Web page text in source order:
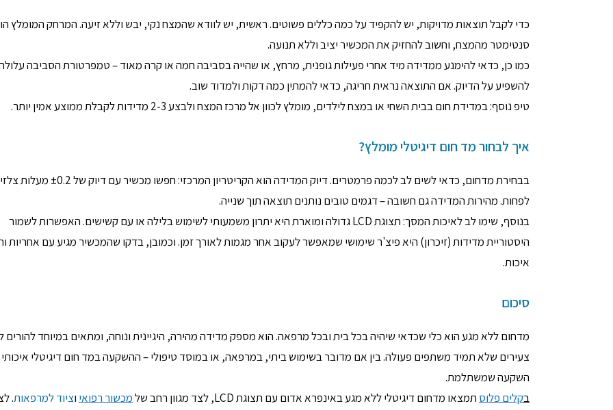
סנטימטר מהמצח, וחשוב להחזיק את המכשיר יציב וללא תנועה.
כמו כן, כדאי להימנע ממדידה מיד אחרי פעילות גופנית, מרחץ, או שהייה בסביבה חמה או קרה מאוד – טמפרטורת הסביבה
להשפיע על הדיוק. אם התוצאה נראית חריגה, כדאי להמתין כמה דקות ולמדוד שוב.
טיפ נוסף: במדידת חום בבית השחי או במצח לילדים, מומלץ לכוון אל מרכז המצח ולבצע 2-3 מדידות לקבלת ממוצע אמין יותר.
איך לבחור מד חום דיגיטלי מומלץ?
בבחירת מדחום, כדאי לשים לב לכמה פרמטרים. דיוק המדידה הוא הקריטריון המרכזי: חפשו מכשיר עם
לפחות. מהירות המדידה גם חשובה – דגמים טובים נותנים תוצאה תוך שנייה.
בנוסף, שימו לב לאיכות המסך: תצוגת LCD גדולה ומוארת היא יתרון משמעותי לשימוש בלילה או עם קשישים. האפשרות לשמור
היסטוריית מדידות (זיכרון) היא פיצ'ר שימושי שמאפשר לעקוב אחר מגמות לאורך זמן. וכמובן, בדקו שהמכשיר מגיע עם אחריות
איכות.
סיכום
מדחום ללא מגע הוא כלי שכדאי שיהיה בכל בית ובכל מרפאה. הוא מספק מדידה מהירה, היגיינית ונוחה, ומתאים במיוחד להורים
צעירים שלא תמיד משתפים פעולה. בין אם מדובר בשימוש ביתי, במרפאה, או במוסד טיפולי – ההשקעה במד חום דיגיטלי
השקעה שמשתלמת.
בקלים פלוס תמצאו מדחום דיגיטלי ללא מגע באינפרא אדום עם תצוגת LCD, לצד מגוון רחב של מכשור רפואי וציוד למרפאות.